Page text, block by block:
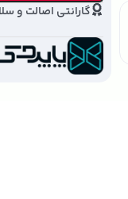
گارانتی اصالت و